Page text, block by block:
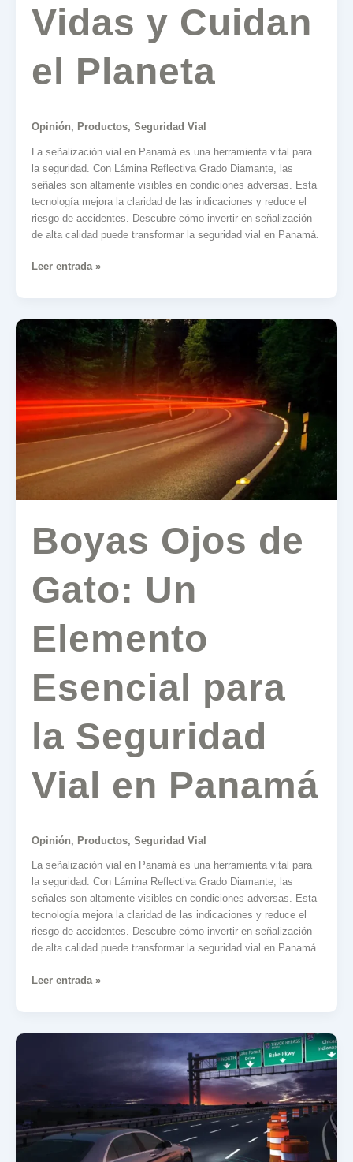
Vidas y Cuidan
el Planeta
Opinión, Productos, Seguridad Vial
La señalización vial en Panamá es una herramienta vital para
la seguridad. Con Lámina Reflectiva Grado Diamante, las
señales son altamente visibles en condiciones adversas. Esta
tecnología mejora la claridad de las indicaciones y reduce el
riesgo de accidentes. Descubre cómo invertir en señalización
de alta calidad puede transformar la seguridad vial en Panamá.
Leer entrada »
Boyas Ojos de
Gato: Un
Elemento
Esencial para
la Seguridad
Vial en Panamá
Opinión, Productos, Seguridad Vial
La señalización vial en Panamá es una herramienta vital para
la seguridad. Con Lámina Reflectiva Grado Diamante, las
señales son altamente visibles en condiciones adversas. Esta
tecnología mejora la claridad de las indicaciones y reduce el
riesgo de accidentes. Descubre cómo invertir en señalización
de alta calidad puede transformar la seguridad vial en Panamá.
Boyas
Gato:
Un
Elemento
Esencial
para
Seguridad
Panamá
Leer entrada »
vidas:
La
importancia